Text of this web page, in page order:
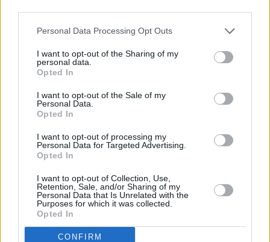
negar su consentimiento. Tenga en cuenta que algún
de su consentimiento, pero usted tiene el derecho de
rechazar tal procesamiento. Sus preferencias se aplicarán
cualquier momento entrando de nuevo en este sitio web o
visitando nuestra política de privacidad.
Personal Data Processing Opt Outs
I want to opt-out of the Sharing of my
personal data.
Opted In
I want to opt-out of the Sale of my
Personal Data.
Opted In
I want to opt-out of processing my
Personal Data for Targeted Advertising.
Opted In
I want to opt-out of Collection, Use,
Retention, Sale, and/or Sharing of my
Personal Data that Is Unrelated with the
Purposes for which it was collected.
Opted In
CONFIRM